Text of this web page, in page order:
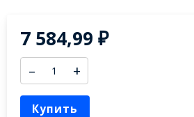
7 584,99₽
– +
Купить